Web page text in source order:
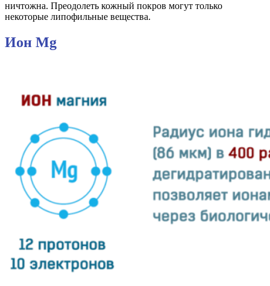
ничтожна. Преодолеть кожный покров могут только
некоторые липофильные вещества.
Ион Mg